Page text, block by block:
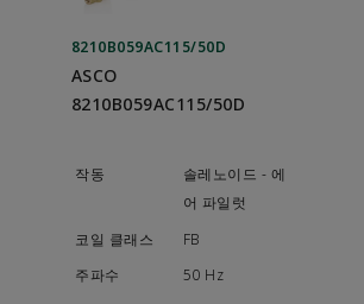
8210B059AC115/50D
ASCO
8210B059AC115/50D
솔레노이드 - 에
어 파일럿
FB
50 Hz